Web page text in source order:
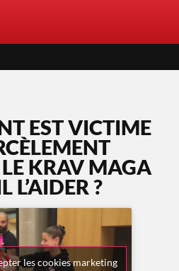
EST VICTIME
KRAV MAGA
L’AIDER ?
les cookies marketing